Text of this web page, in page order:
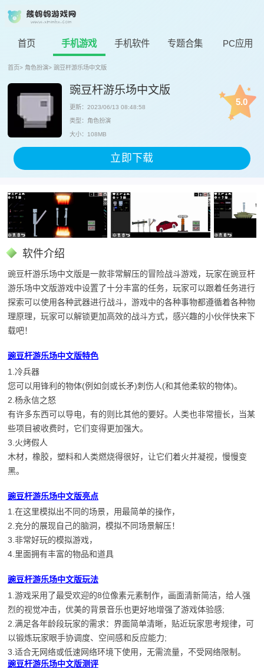
首页 手机游戏 手机软件 专题合集 PC应用
首页> 角色扮演> 豌豆杆游乐场中文版
豌豆杆游乐场中文版
更新：2023/06/13 08:48:58
类型：角色扮演
大小：108MB
5.0
立即下载
软件介绍
豌豆杆游乐场中文版是一款非常解压的冒险战斗游戏，玩家在豌豆杆
游乐场中文版游戏中设置了十分丰富的任务，玩家可以跟着任务进行
探索可以使用各种武器进行战斗，游戏中的各种事物都遵循着各种物
理原理，玩家可以解锁更加高效的战斗方式，感兴趣的小伙伴快来下
载吧！
豌豆杆游乐场中文版特色
1.冷兵器
您可以用锋利的物体(例如剑或长矛)刺伤人(和其他柔软的物体)。
2.杨永信之怒
有许多东西可以导电，有的则比其他的要好。人类也非常擅长，当某
些项目被收费时，它们变得更加强大。
3.火烤假人
木材，橡胶，塑料和人类燃烧得很好，让它们着火并凝视，慢慢变
黑。
豌豆杆游乐场中文版亮点
1.在这里模拟出不同的场景，用最简单的操作，
2.充分的展现自己的脑洞，模拟不同场景解压！
3.非常好玩的模拟游戏，
4.里面拥有丰富的物品和道具
豌豆杆游乐场中文版玩法
1.游戏采用了最受欢迎的8位像素元素制作，画面清新简洁，给人强
烈的视觉冲击，优美的背景音乐也更好地增强了游戏体验感;
2.满足各年龄段玩家的需求：界面简单清晰，贴近玩家思考规律，可
以锻炼玩家眼手协调度、空间感和反应能力;
3.适合无网络或低速网络环境下使用，无需流量，不受网络限制。
豌豆杆游乐场中文版测评